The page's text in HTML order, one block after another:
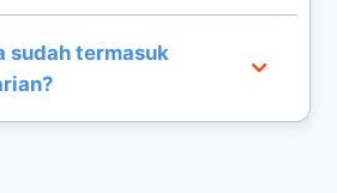
kami adalah khusus untuk
agar kualitas
terjaga.
sudah termasuk